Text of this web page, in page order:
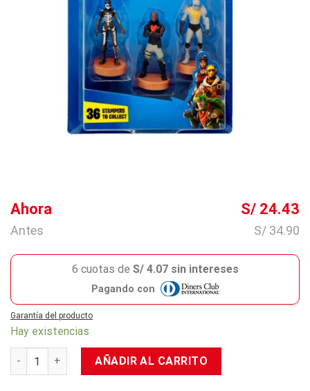
Ahora S/ 24.43
Antes S/ 34.90
6 cuotas de S/ 4.07 sin intereses
Pagando con
Garantía del producto
Hay existencias
Fornite: Sellos de Personajes cantidad
AÑADIR AL CARRITO